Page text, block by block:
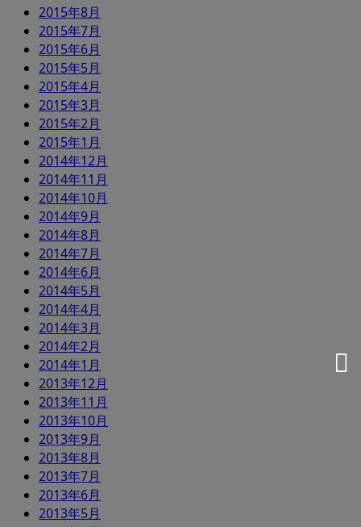
2015年8月
2015年7月
2015年6月
2015年5月
2015年4月
2015年3月
2015年2月
2015年1月
2014年12月
2014年11月
2014年10月
2014年9月
2014年8月
2014年7月
2014年6月
2014年5月
2014年4月
2014年3月
2014年2月
2014年1月
2013年12月
2013年11月
2013年10月
2013年9月
2013年8月
2013年7月
2013年6月
2013年5月